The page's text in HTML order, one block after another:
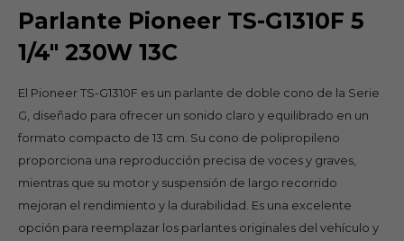
Parlante Pioneer TS-G1310F 5
1/4" 230W 13C
El Pioneer TS-G1310F es un parlante de doble cono de la Serie
G, diseñado para ofrecer un sonido claro y equilibrado en un
formato compacto de 13 cm. Su cono de polipropileno
proporciona una reproducción precisa de voces y graves,
mientras que su motor y suspensión de largo recorrido
mejoran el rendimiento y la durabilidad. Es una excelente
opción para reemplazar los parlantes originales del vehículo y